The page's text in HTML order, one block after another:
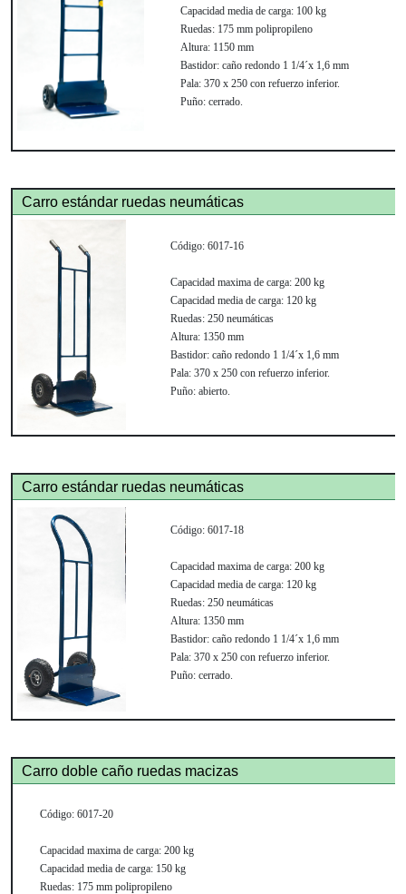
Capacidad media de carga: 100 kg
Ruedas: 175 mm polipropileno
Altura: 1150 mm
Bastidor: caño redondo 1 1/4´x 1,6 mm
Pala: 370 x 250 con refuerzo inferior.
Puño: cerrado.
Carro estándar ruedas neumáticas
Código: 6017-16
Capacidad maxima de carga: 200 kg
Capacidad media de carga: 120 kg
Ruedas: 250 neumáticas
Altura: 1350 mm
Bastidor: caño redondo 1 1/4´x 1,6 mm
Pala: 370 x 250 con refuerzo inferior.
Puño: abierto.
Carro estándar ruedas neumáticas
Código: 6017-18
Capacidad maxima de carga: 200 kg
Capacidad media de carga: 120 kg
Ruedas: 250 neumáticas
Altura: 1350 mm
Bastidor: caño redondo 1 1/4´x 1,6 mm
Pala: 370 x 250 con refuerzo inferior.
Puño: cerrado.
Carro doble caño ruedas macizas
Código: 6017-20
Capacidad maxima de carga: 200 kg
Capacidad media de carga: 150 kg
Ruedas: 175 mm polipropileno